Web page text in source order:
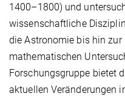
1400–1800) und
wissenschaftliche
die Astronomie bis hin
mathematischen
Forschungsgruppe bietet
aktuellen Veränderungen